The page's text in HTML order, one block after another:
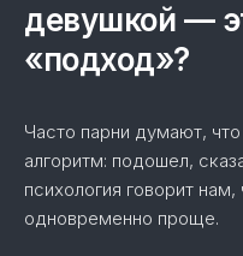
девушкой —
«подход»?
Часто парни думают,
алгоритм: подошел,
психология говорит
одновременно проще.